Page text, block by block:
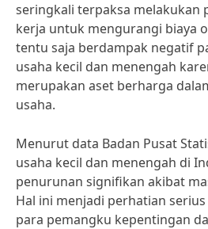
seringkali terpaksa melakukan
kerja untuk mengurangi biaya
tentu saja berdampak negatif
usaha kecil dan menengah
merupakan aset berharga
usaha.
Menurut data Badan Pusat
usaha kecil dan menengah di
penurunan signifikan akibat
Hal ini menjadi perhatian
para pemangku kepentingan